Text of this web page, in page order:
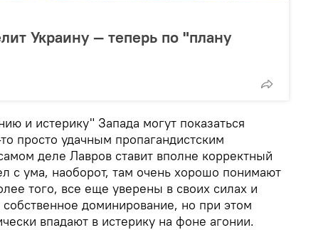
Украину — теперь по "плану
и истерику" Запада могут показаться
просто удачным пропагандистским
деле Лавров ставит вполне корректный
с ума, наоборот, там очень хорошо понимают
того, все еще уверены в своих силах и
собственное доминирование, но при этом
впадают в истерику на фоне агонии.